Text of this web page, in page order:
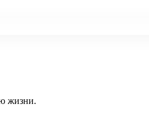
жизни.